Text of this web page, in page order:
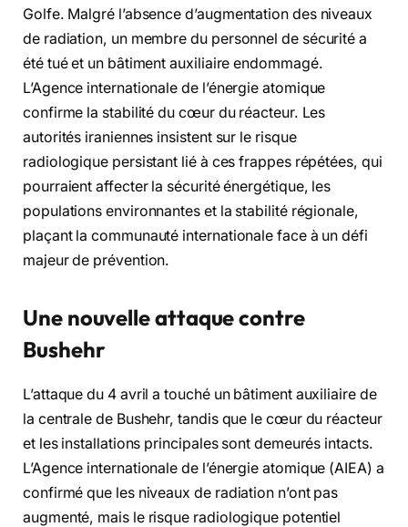
Golfe. Malgré l’absence d’augmentation des niveaux
de radiation, un membre du personnel de sécurité a
été tué et un bâtiment auxiliaire endommagé.
L’Agence internationale de l’énergie atomique
confirme la stabilité du cœur du réacteur. Les
autorités iraniennes insistent sur le risque
radiologique persistant lié à ces frappes répétées, qui
pourraient affecter la sécurité énergétique, les
populations environnantes et la stabilité régionale,
plaçant la communauté internationale face à un défi
majeur de prévention.
Une nouvelle attaque contre
Bushehr
L’attaque du 4 avril a touché un bâtiment auxiliaire de
la centrale de Bushehr, tandis que le cœur du réacteur
et les installations principales sont demeurés intacts.
L’Agence internationale de l’énergie atomique (AIEA) a
confirmé que les niveaux de radiation n’ont pas
augmenté, mais le risque radiologique potentiel